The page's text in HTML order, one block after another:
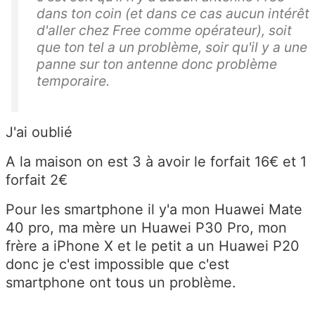
dans ton coin (et dans ce cas aucun intérêt
d'aller chez Free comme opérateur), soit
que ton tel a un problème, soir qu'il y a une
panne sur ton antenne donc problème
temporaire.
J'ai oublié
A la maison on est 3 à avoir le forfait 16€ et 1
forfait 2€
Pour les smartphone il y'a mon Huawei Mate
40 pro, ma mère un Huawei P30 Pro, mon
frère a iPhone X et le petit a un Huawei P20
donc je c'est impossible que c'est
smartphone ont tous un problème.